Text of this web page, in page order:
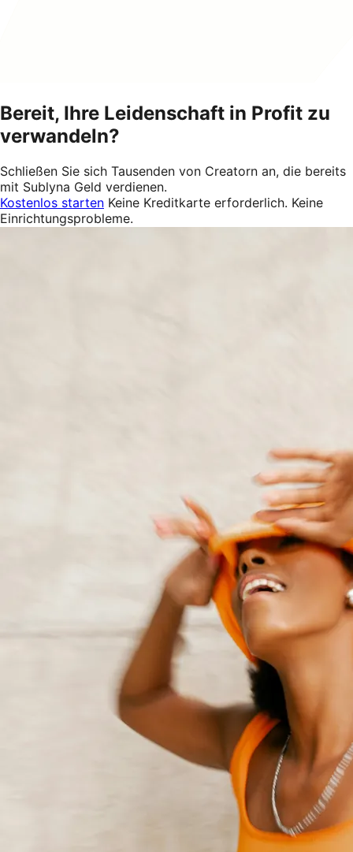
Bereit, Ihre Leidenschaft in Profit zu
verwandeln?
Schließen Sie sich Tausenden von Creatorn an, die bereits
mit Sublyna Geld verdienen.
Kostenlos starten Keine Kreditkarte erforderlich. Keine
Einrichtungsprobleme.